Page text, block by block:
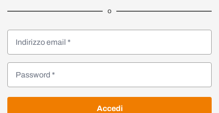
o
Accedi